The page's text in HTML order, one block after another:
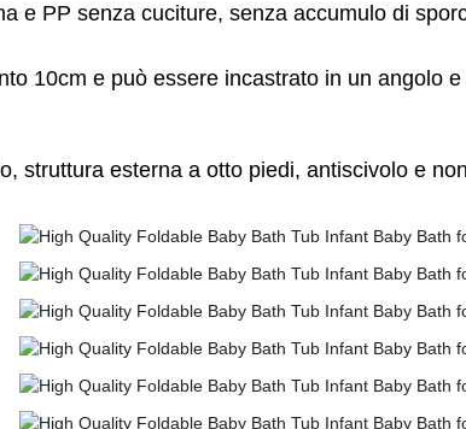
e PP senza cuciture, senza accumulo di
10cm e può essere incastrato in un angolo
struttura esterna a otto piedi, antiscivolo e non